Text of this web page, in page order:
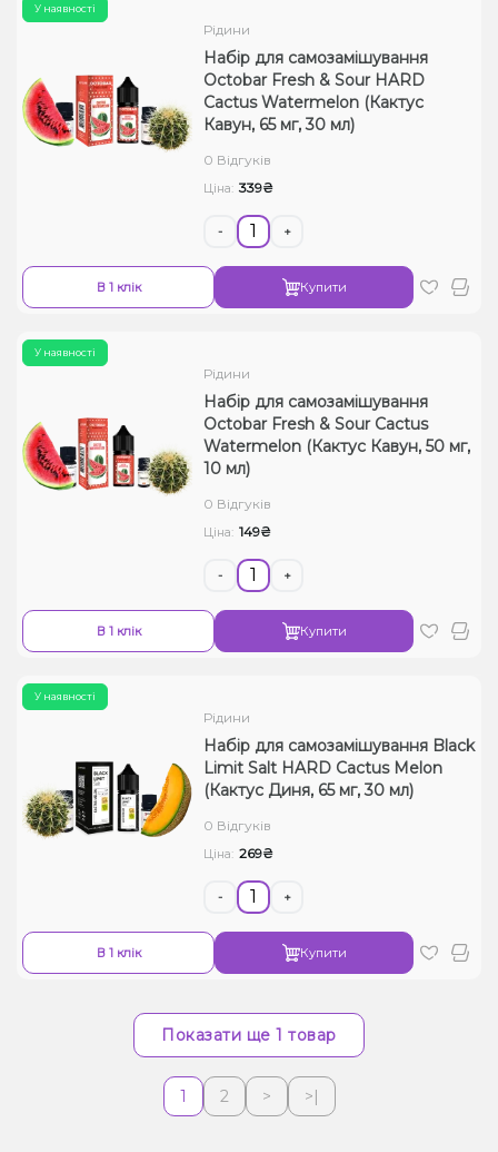
У наявності
Рідини
Набір для самозамішування
Octobar Fresh & Sour HARD
Cactus Watermelon (Кактус
Кавун, 65 мг, 30 мл)
0 Відгуків
Ціна: 339₴
- +
В 1 клік Купити
У наявності
Рідини
Набір для самозамішування
Octobar Fresh & Sour Cactus
Watermelon (Кактус Кавун, 50 мг,
10 мл)
0 Відгуків
Ціна: 149₴
- +
В 1 клік Купити
У наявності
Рідини
Набір для самозамішування Black
Limit Salt HARD Cactus Melon
(Кактус Диня, 65 мг, 30 мл)
0 Відгуків
Ціна: 269₴
- +
В 1 клік Купити
Показати ще 1 товар
1 2 > >|